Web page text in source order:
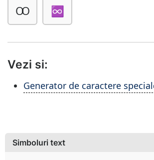
Ꝏ ♾️
Vezi si:
Generator de caractere
Simboluri text